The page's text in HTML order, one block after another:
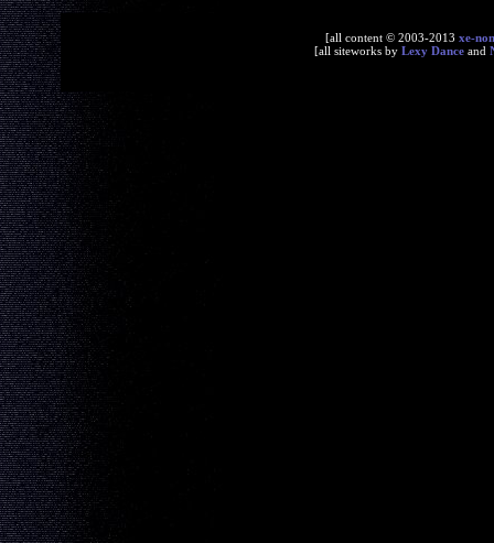
[all content © 2003-2013 xe-
[all siteworks by Lexy Dance and